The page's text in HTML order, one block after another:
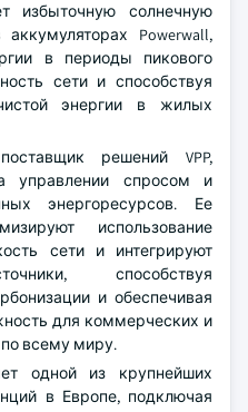
избыточную солнечную
Powerwall,
в периоды пикового
сети и способствуя
энергии в жилых
решений VPP,
управлении спросом и
энергоресурсов. Ее
использование
сети и интегрируют
способствуя
и обеспечивая
для коммерческих и
всему миру.
одной из крупнейших
в Европе, подключая